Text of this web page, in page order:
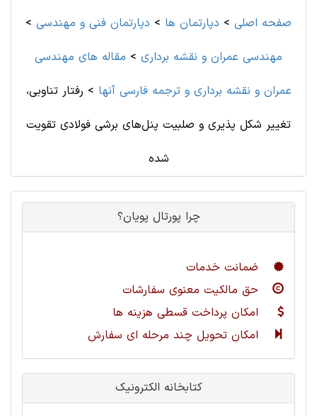
صفحه اصلی > دپارتمان ها > دپارتمان فنی و مهندسی >
مهندسی عمران و نقشه برداری > مقاله های مهندسی
عمران و نقشه برداری و ترجمه فارسی آنها > رفتار تناوبی،
تغییر شکل پذیری و صلبیت پنل‌های برشی فولادی تقویت
شده
چرا پورتال پویان؟
ضمانت خدمات
حق مالکیت معنوی سفارشات
امکان پرداخت قسطی هزینه ها
امکان تحویل چند مرحله ای سفارش
کتابخانه الکترونیک